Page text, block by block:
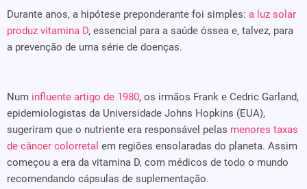
Durante anos, a hipótese preponderante foi simples: a luz solar
produz vitamina D, essencial para a saúde óssea e, talvez, para
a prevenção de uma série de doenças.
Num influente artigo de 1980, os irmãos Frank e Cedric Garland,
epidemiologistas da Universidade Johns Hopkins (EUA),
sugeriram que o nutriente era responsável pelas menores taxas
de câncer colorretal em regiões ensolaradas do planeta. Assim
começou a era da vitamina D, com médicos de todo o mundo
recomendando cápsulas de suplementação.